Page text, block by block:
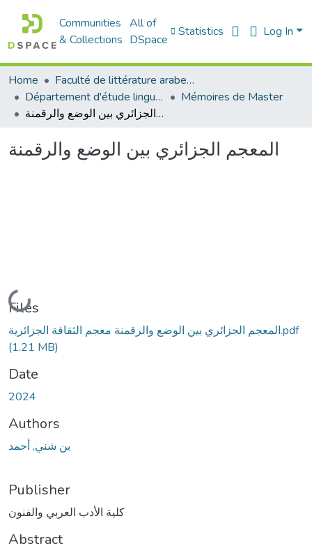
Communities
& Collections
All of
DSpace
Statistics Log In
Home
Faculté de littérature arabe et des arts
Département d'étude linguistique
Mémoires de Master
المعجم الجزائري بين الوضع والرقمنة
المعجم الجزائري بين الوضع والرقمنة
Loading...
Files
المعجم الجزائري بين الوضع والرقمنة معجم الثقافة الجزائرية.pdf
(1.21 MB)
Date
2024
Authors
بن شني, أحمد
Publisher
كلية الأدب العربي والفنون
Abstract